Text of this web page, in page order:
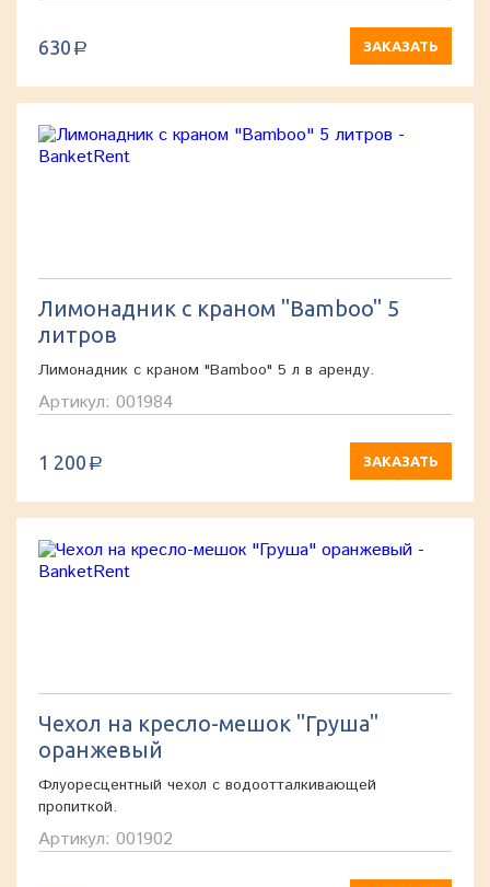
630 a ЗАКАЗАТЬ
Лимонадник с краном "Bamboo" 5
литров
Лимонадник с краном "Bamboo" 5 л в аренду.
Артикул: 001984
1 200 a ЗАКАЗАТЬ
Чехол на кресло-мешок "Груша"
оранжевый
Флуоресцентный чехол с водоотталкивающей
пропиткой.
Артикул: 001902